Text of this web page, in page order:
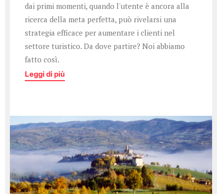
dai primi momenti, quando l'utente è ancora alla
ricerca della meta perfetta, può rivelarsi una
strategia efficace per aumentare i clienti nel
settore turistico. Da dove partire? Noi abbiamo
fatto così.
Leggi di più